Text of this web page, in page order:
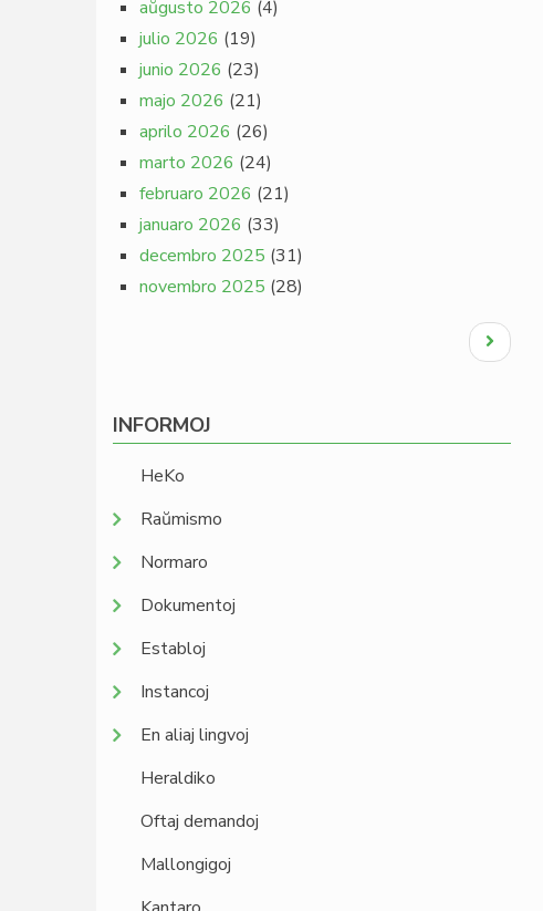
aŭgusto 2026 (4)
julio 2026 (19)
junio 2026 (23)
majo 2026 (21)
aprilo 2026 (26)
marto 2026 (24)
februaro 2026 (21)
januaro 2026 (33)
decembro 2025 (31)
novembro 2025 (28)
Next
page
INFORMOJ
HeKo
Raŭmismo
Normaro
Dokumentoj
Establoj
Instancoj
En aliaj lingvoj
Heraldiko
Oftaj demandoj
Mallongigoj